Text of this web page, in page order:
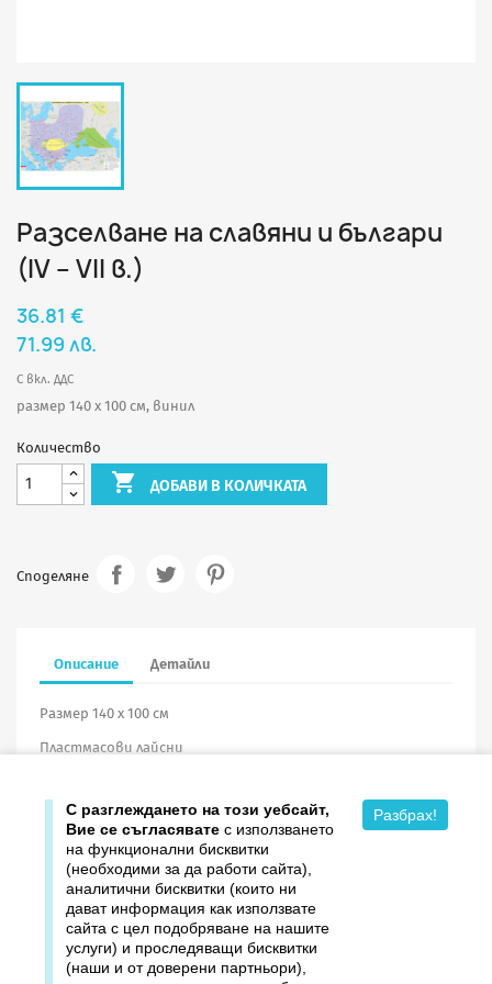
Разселване на славяни и българи
(IV – VII в.)
36.81 €
71.99 лв.
С вкл. ДДС
размер 140 х 100 см, винил
Количество
 ДОБАВИ В КОЛИЧКАТА
Споделяне
Описание Детайли
Размер 140 х 100 см
Пластмасови лайсни
Продукти
Издателство ДОМИНО
С разглеждането на този уебсайт,
Вие се съгласявате с използването
на функционални бисквитки
(необходими за да работи сайта),
аналитични бисквитки (които ни
дават информация как използвате
сайта с цел подобряване на нашите
услуги) и проследяващи бисквитки
(наши и от доверени партньори),
Разбрах!